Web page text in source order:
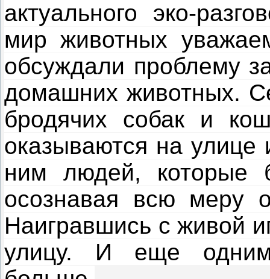
актуального эко-
мир животных
обсуждали проблему
домашних животных.
бродячих собак и
оказываются на улице
ним людей, которые
осознавая всю меру
Наигравшись с живой
улицу. И еще одним